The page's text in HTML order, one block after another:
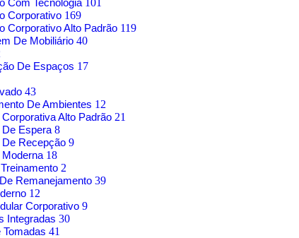
Com Tecnologia 101
Corporativo 169
Corporativo Alto Padrão 119
De Mobiliário 40
De Espaços 17
43
De Ambientes 12
Alto Padrão 21
De Espera 8
De Recepção 9
Moderna 18
2
Remanejamento 39
12
Corporativo 9
Integradas 30
Tomadas 41